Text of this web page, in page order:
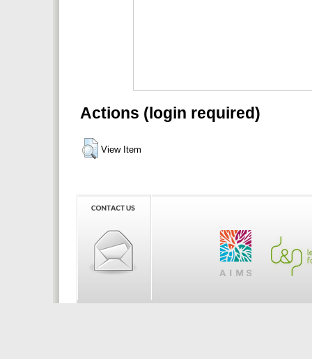
Actions (login required)
View Item